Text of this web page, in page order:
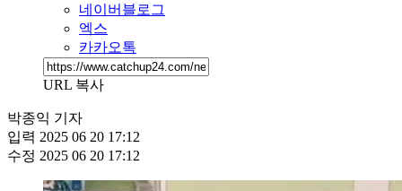
네이버블로그
엑스
카카오톡
URL 복사
박종익 기자
입력 2025 06 20 17:12
수정 2025 06 20 17:12